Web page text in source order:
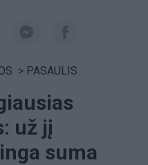
> PASAULIS
už jį
suma